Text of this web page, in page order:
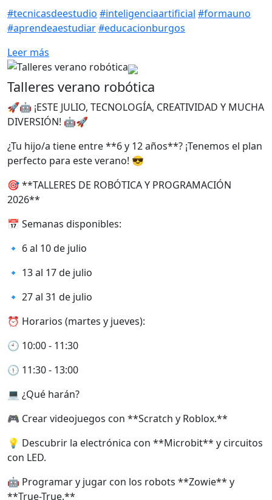
#tecnicasdeestudio #inteligenciaartificial #formauno
#aprendeaestudiar#educacionburgos
Leer más
Talleres verano robótica
🚀🤖 ¡ESTE JULIO, TECNOLOGÍA, CREATIVIDAD Y MUCHA
DIVERSIÓN! 🤖🚀
¿Tu hijo/a tiene entre **6 y 12 años**? ¡Tenemos el plan
perfecto para este verano! 😎
🎯 **TALLERES DE ROBÓTICA Y PROGRAMACIÓN
2026**
📅 Semanas disponibles:
🔹 6 al 10 de julio
🔹 13 al 17 de julio
🔹 27 al 31 de julio
⏰ Horarios (martes y jueves):
🕙 10:00 - 11:30
🕦 11:30 - 13:00
💻 ¿Qué harán?
🎮 Crear videojuegos con **Scratch y Roblox.**
💡 Descubrir la electrónica con **Microbit** y circuitos
con LED.
🤖 Programar y jugar con los robots **Zowie** y
**True-True.**